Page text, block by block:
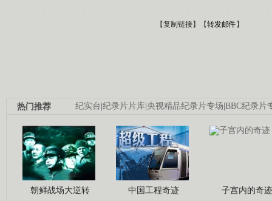
【复制链接】【转发邮件】
纪实台|纪录片片库|央视精品纪录片专场|BBC纪录片
热门推荐
朝鲜战场大逆转 中国工程奇迹 子宫内的奇迹